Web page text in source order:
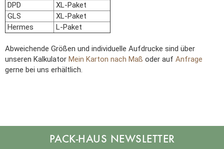
DPD
XL-Paket
GLS
XL-Paket
Hermes
L-Paket
Abweichende Größen und individuelle Aufdrucke sind über
unseren Kalkulator Mein Karton nach Maß oder auf Anfrage
gerne bei uns erhältlich.
NEWSLETTER